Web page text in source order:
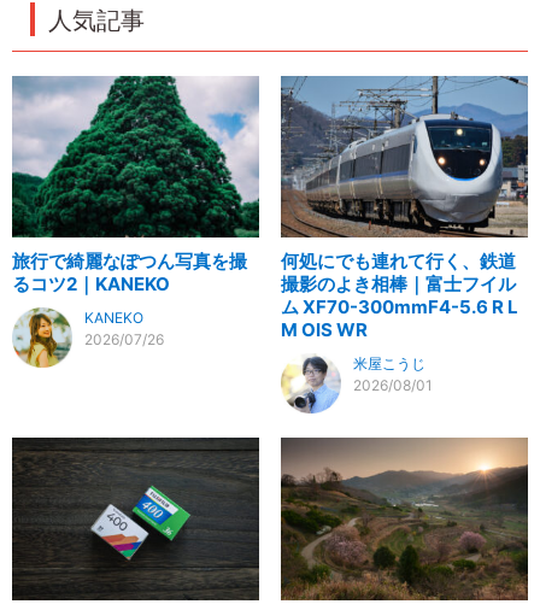
人気記事
旅行で綺麗なぽつん写真を撮
るコツ2｜KANEKO
KANEKO
2026/07/26
何処にでも連れて行く、鉄道
撮影のよき相棒｜富士フイル
ム XF70-300mmF4-5.6 R L
M OIS WR
米屋こうじ
2026/08/01